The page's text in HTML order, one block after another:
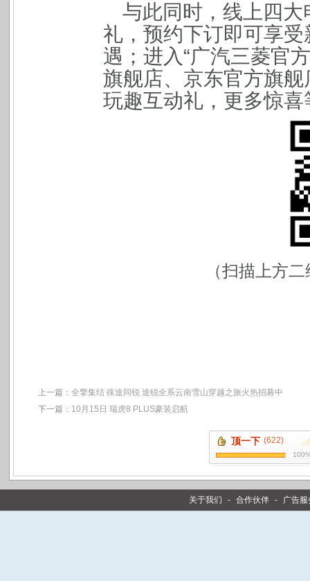
与此同时，线上四
礼，预约下订即可享
遇；进入“广汽三菱官
旗舰店、京东官方旗
玩趣互动礼，更多惊
（扫描上方
上一篇： 全擎集结 殊途同锐 ​途锐全系云南雪山穿越之旅火热招募中
下一篇： 10月15日 瑞虎8 PLUS豪装启航
顶一下 (622)
关于我们 - 合作伙伴 - 广告服